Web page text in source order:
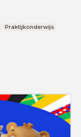
Praktijkonderwijs